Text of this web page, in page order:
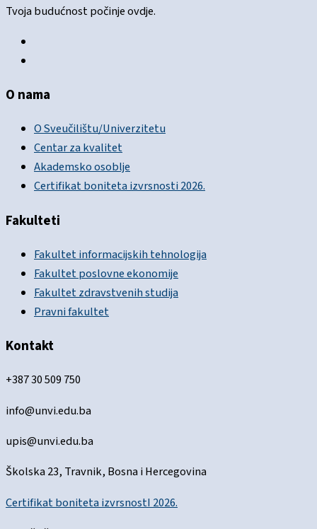
Tvoja budućnost počinje ovdje.
O nama
O Sveučilištu/Univerzitetu
Centar za kvalitet
Akademsko osoblje
Certifikat boniteta izvrsnosti 2026.
Fakulteti
Fakultet informacijskih tehnologija
Fakultet poslovne ekonomije
Fakultet zdravstvenih studija
Pravni fakultet
Kontakt
+387 30 509 750
info@unvi.edu.ba
upis@unvi.edu.ba
Školska 23, Travnik, Bosna i Hercegovina
Certifikat boniteta izvrsnostI 2026.